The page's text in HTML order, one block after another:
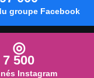
groupe Facebook
◎
7 500
Instagram